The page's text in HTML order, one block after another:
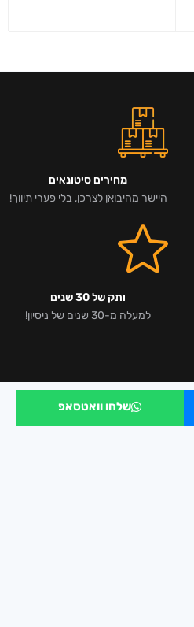
מחירים סיטונאים
היישר מהיבואן לצרכן, בלי פערי תיווך!
ותק של 30 שנים
למעלה מ-30 שנים של ניסיון!
שלחו וואטסאפ